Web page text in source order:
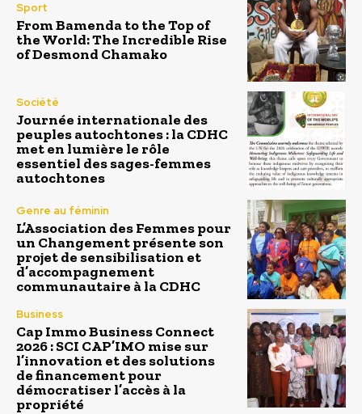
Sport
From Bamenda to the Top of
the World: The Incredible Rise
of Desmond Chamako
Société
Journée internationale des
peuples autochtones : la CDHC
met en lumière le rôle
essentiel des sages-femmes
autochtones
Genre au féminin
L’Association des Femmes pour
un Changement présente son
projet de sensibilisation et
d’accompagnement
communautaire à la CDHC
Business
Cap Immo Business Connect
2026 : SCI CAP’IMO mise sur
l’innovation et des solutions
de financement pour
démocratiser l’accès à la
propriété